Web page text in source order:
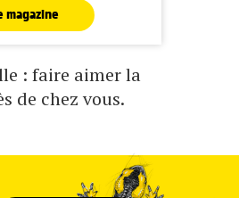
magazine
: faire aimer la
de chez vous.